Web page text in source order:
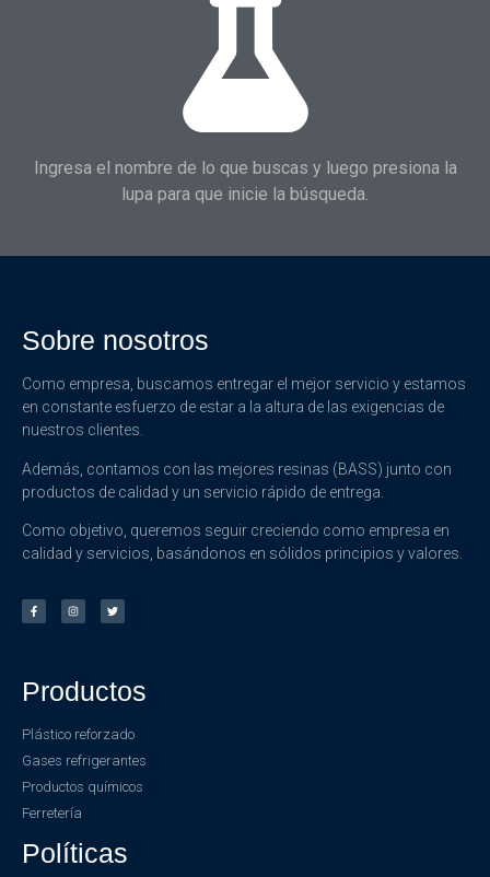
Ingresa el nombre de lo que buscas y luego presiona la
lupa para que inicie la búsqueda.
Sobre nosotros
Como empresa, buscamos entregar el mejor servicio y estamos
en constante esfuerzo de estar a la altura de las exigencias de
nuestros clientes.
Además, contamos con las mejores resinas (BASS) junto con
productos de calidad y un servicio rápido de entrega.
Como objetivo, queremos seguir creciendo como empresa en
calidad y servicios, basándonos en sólidos principios y valores.
Productos
Plástico reforzado
Gases refrigerantes
Productos químicos
Ferretería
Políticas